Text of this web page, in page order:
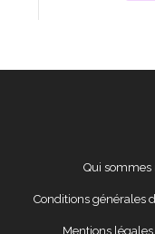
Qui sommes
Conditions générales
Mentions légales